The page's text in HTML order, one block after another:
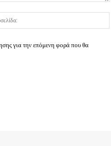
για την επόμενη φορά που θα